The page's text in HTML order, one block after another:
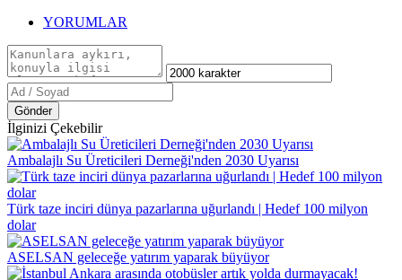
YORUMLAR
Gönder
İlginizi Çekebilir
Ambalajlı Su Üreticileri Derneği'nden 2030 Uyarısı
Türk taze inciri dünya pazarlarına uğurlandı | Hedef 100 milyon
dolar
ASELSAN geleceğe yatırım yaparak büyüyor